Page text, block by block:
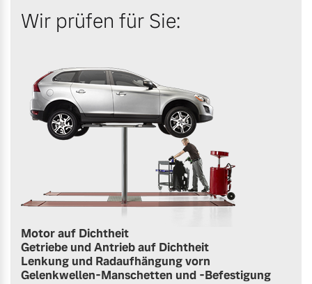
Wir prüfen für Sie:
Motor auf Dichtheit
Getriebe und Antrieb auf Dichtheit
Lenkung und Radaufhängung vorn
Gelenkwellen-Manschetten und -Befestigung